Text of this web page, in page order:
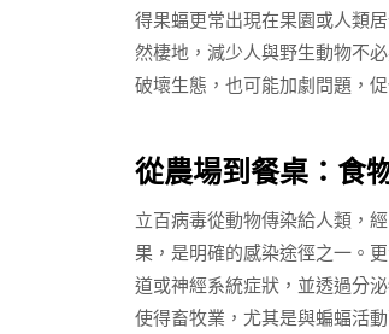
得果蝠更常出現在果園或人類
然棲地，減少人與野生動物不
破壞生態，也可能加劇問題，
從農場到餐桌：食
立百病毒從動物傳染給人類，
果，是明確的感染途徑之一。
道或神經系統症狀，並透過分
使得畜牧業，尤其是與蝙蝠活